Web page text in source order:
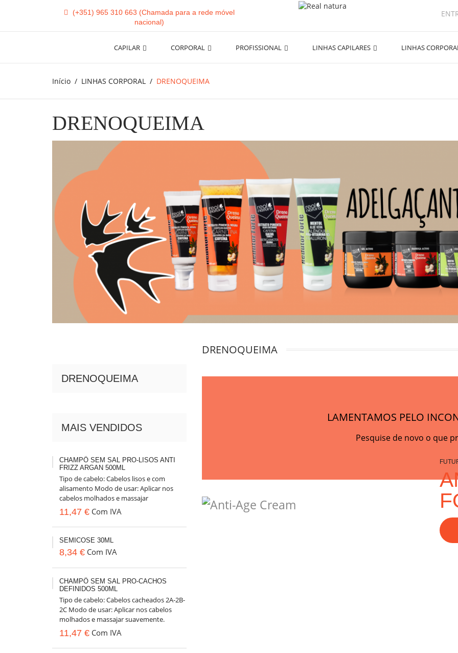
(+351) 965 310 663
CAPILAR CORPORAL PROFISSIONAL LINHAS CAPILARES LINHAS
Início LINHAS CORPORAL DRENOQUEIMA
DRENOQUEIMA
DRENOQUEIMA
MAIS VENDIDOS
CHAMPÔ SEM SAL PRO-LISOS ANTI
FRIZZ ARGAN 500ML
Tipo de cabelo: Cabelos lisos e com
alisamento Modo de usar: Aplicar nos
cabelos molhados e massajar
suavemente. Enxaguar até retirar todo
o...
11,47 € Com IVA
SEMICOSE 30ML
8,34 € Com IVA
CHAMPÔ SEM SAL PRO-CACHOS
DEFINIDOS 500ML
Tipo de cabelo: Cabelos cacheados 2A-2B-
2C Modo de usar: Aplicar nos cabelos
molhados e massajar suavemente.
Enxaguar até retirar todo o champô....
11,47 € Com IVA
DRENOQUEIMA
LAMENTAMOS PELO
Pesquise de novo o que